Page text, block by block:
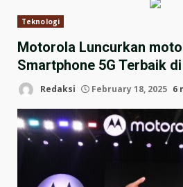
Teknologi
Motorola Luncurkan
Smartphone 5G Terbaik
Redaksi February 18, 2025 6